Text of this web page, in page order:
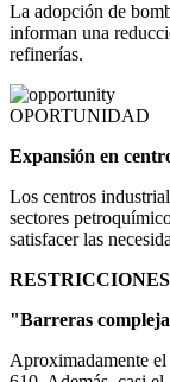
La adopción de
informan una
refinerías.
OPORTUNIDAD
Expansión en
Los centros
sectores
satisfacer las
RESTRICCIONES
"Barreras
Aproximadamente